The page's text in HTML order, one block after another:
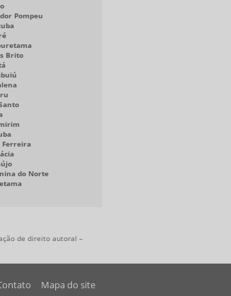
Pompeu
Brito
Ferreira
do Norte
de direito autoral –
Mapa do site